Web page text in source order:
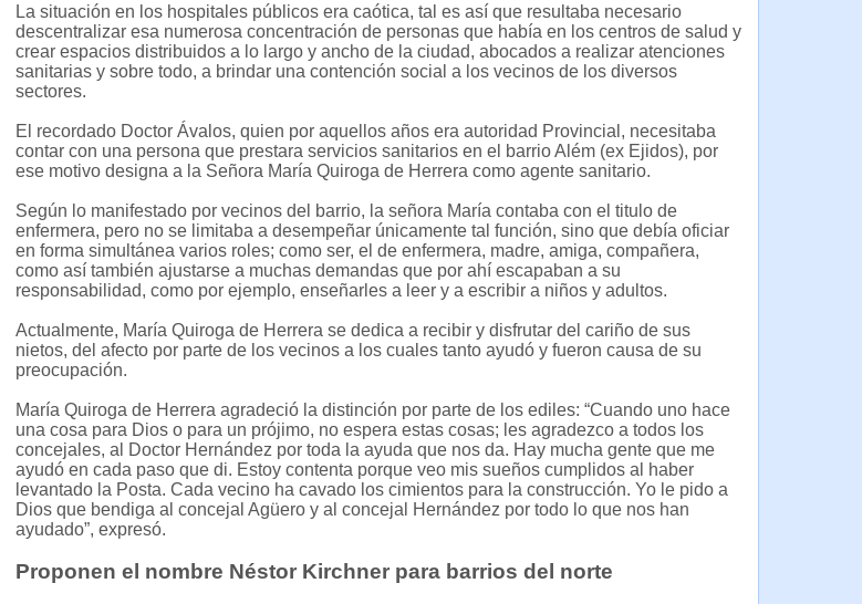
La situación en los hospitales públicos era caótica, tal es así que resultaba necesario
descentralizar esa numerosa concentración de personas que había en los centros de salud y
crear espacios distribuidos a lo largo y ancho de la ciudad, abocados a realizar atenciones
sanitarias y sobre todo, a brindar una contención social a los vecinos de los diversos
sectores.
El recordado Doctor Ávalos, quien por aquellos años era autoridad Provincial, necesitaba
contar con una persona que prestara servicios sanitarios en el barrio Além (ex Ejidos), por
ese motivo designa a la Señora María Quiroga de Herrera como agente sanitario.
Según lo manifestado por vecinos del barrio, la señora María contaba con el titulo de
enfermera, pero no se limitaba a desempeñar únicamente tal función, sino que debía oficiar
en forma simultánea varios roles; como ser, el de enfermera, madre, amiga, compañera,
como así también ajustarse a muchas demandas que por ahí escapaban a su
responsabilidad, como por ejemplo, enseñarles a leer y a escribir a niños y adultos.
Actualmente, María Quiroga de Herrera se dedica a recibir y disfrutar del cariño de sus
nietos, del afecto por parte de los vecinos a los cuales tanto ayudó y fueron causa de su
preocupación.
María Quiroga de Herrera agradeció la distinción por parte de los ediles: “Cuando uno hace
una cosa para Dios o para un prójimo, no espera estas cosas; les agradezco a todos los
concejales, al Doctor Hernández por toda la ayuda que nos da. Hay mucha gente que me
ayudó en cada paso que di. Estoy contenta porque veo mis sueños cumplidos al haber
levantado la Posta. Cada vecino ha cavado los cimientos para la construcción. Yo le pido a
Dios que bendiga al concejal Agüero y al concejal Hernández por todo lo que nos han
ayudado”, expresó.
Proponen el nombre Néstor Kirchner para barrios del norte